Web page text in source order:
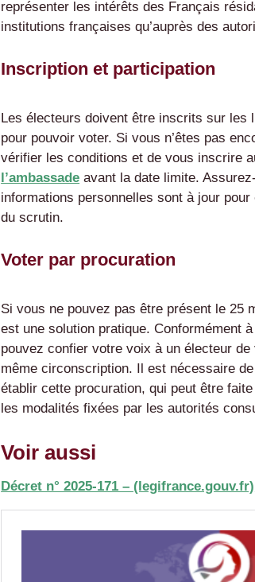
représenter les intérêts des Français
institutions françaises qu’auprès des
Inscription et participation
Les électeurs doivent être inscrits sur les
pour pouvoir voter. Si vous n’êtes pas
vérifier les conditions et de vous inscrire
l’ambassade avant la date limite.
informations personnelles sont à jour
du scrutin.
Voter par procuration
Si vous ne pouvez pas être présent le 25
est une solution pratique. Conformément
pouvez confier votre voix à un électeur
même circonscription. Il est nécessaire
établir cette procuration, qui peut être
les modalités fixées par les autorités
Voir aussi
Décret n° 2025-171 – (legifrance.gouv.fr)